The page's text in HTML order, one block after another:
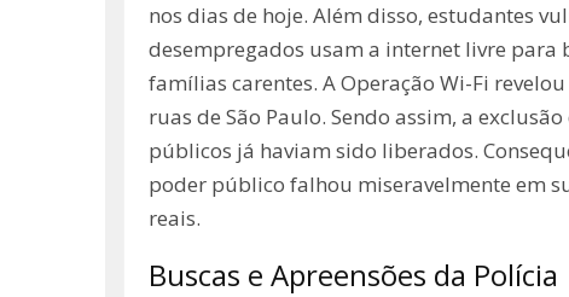
nos dias de hoje. Além disso, estudantes
desempregados usam a internet livre para
famílias carentes. A Operação Wi-Fi
ruas de São Paulo. Sendo assim, a
públicos já haviam sido liberados.
poder público falhou miseravelmente em
reais.
Buscas e Apreensões da Polícia